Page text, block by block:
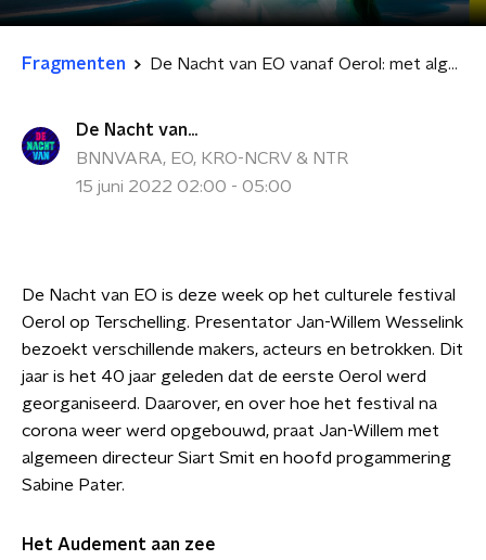
Fragmenten De Nacht van EO vanaf Oerol: met algemeen directeur en hoofd programmering & Het Audement aan zee
De Nacht van...
BNNVARA, EO, KRO-NCRV & NTR
15 juni 2022 02:00 - 05:00
De Nacht van EO is deze week op het culturele festival
Oerol op Terschelling. Presentator Jan-Willem Wesselink
bezoekt verschillende makers, acteurs en betrokken. Dit
jaar is het 40 jaar geleden dat de eerste Oerol werd
georganiseerd. Daarover, en over hoe het festival na
corona weer werd opgebouwd, praat Jan-Willem met
algemeen directeur Siart Smit en hoofd progammering
Sabine Pater.
Het Audement aan zee